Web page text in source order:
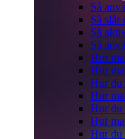
Så
Så slår
Så
Så
Hur
Hur
Hur du
Hur
Hur du
Hur
Hur du